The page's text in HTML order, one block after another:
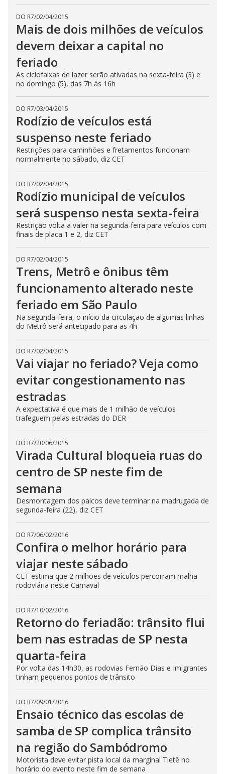
DO R7/02/04/2015
Mais de dois milhões de veículos
devem deixar a capital no
feriado
As ciclofaixas de lazer serão ativadas na sexta-feira (3) e
no domingo (5), das 7h às 16h
DO R7/03/04/2015
Rodízio de veículos está
suspenso neste feriado
Restrições para caminhões e fretamentos funcionam
normalmente no sábado, diz CET
DO R7/02/04/2015
Rodízio municipal de veículos
será suspenso nesta sexta-feira
Restrição volta a valer na segunda-feira para veículos com
finais de placa 1 e 2, diz CET
DO R7/02/04/2015
Trens, Metrô e ônibus têm
funcionamento alterado neste
feriado em São Paulo
Na segunda-feira, o início da circulação de algumas linhas
do Metrô será antecipado para as 4h
DO R7/02/04/2015
Vai viajar no feriado? Veja como
evitar congestionamento nas
estradas
A expectativa é que mais de 1 milhão de veículos
trafeguem pelas estradas do DER
DO R7/20/06/2015
Virada Cultural bloqueia ruas do
centro de SP neste fim de
semana
Desmontagem dos palcos deve terminar na madrugada de
segunda-feira (22), diz CET
DO R7/06/02/2016
Confira o melhor horário para
viajar neste sábado
CET estima que 2 milhões de veículos percorram malha
rodoviária neste Carnaval
DO R7/10/02/2016
Retorno do feriadão: trânsito flui
bem nas estradas de SP nesta
quarta-feira
Por volta das 14h30, as rodovias Fernão Dias e Imigrantes
tinham pequenos pontos de trânsito
DO R7/09/01/2016
Ensaio técnico das escolas de
samba de SP complica trânsito
na região do Sambódromo
Motorista deve evitar pista local da marginal Tietê no
horário do evento neste fim de semana